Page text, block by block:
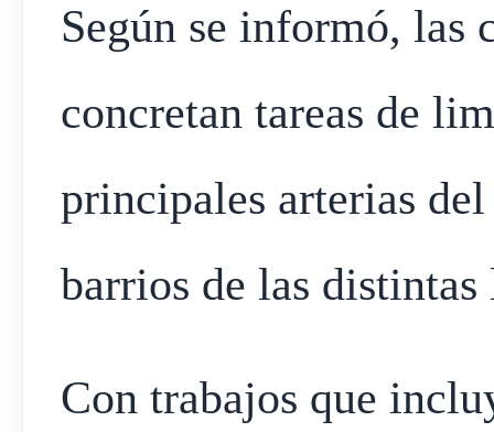
Según se informó, las
concretan tareas de
principales arterias
barrios de las
Con trabajos que